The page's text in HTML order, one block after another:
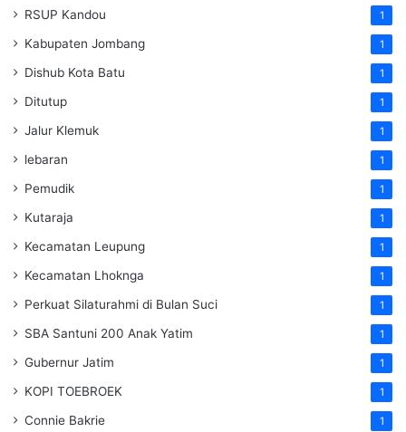
RSUP Kandou 1
Kabupaten Jombang 1
Dishub Kota Batu 1
Ditutup 1
Jalur Klemuk 1
lebaran 1
Pemudik 1
Kutaraja 1
Kecamatan Leupung 1
Kecamatan Lhoknga 1
Perkuat Silaturahmi di Bulan Suci 1
SBA Santuni 200 Anak Yatim 1
Gubernur Jatim 1
KOPI TOEBROEK 1
Connie Bakrie 1